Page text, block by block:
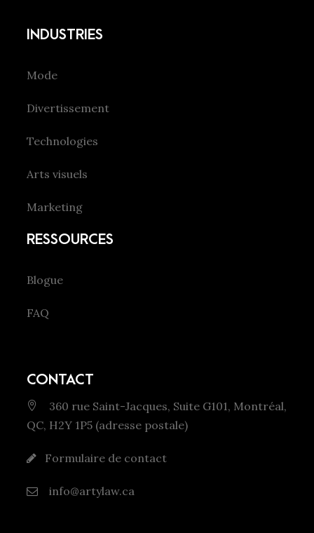
INDUSTRIES
Mode
Divertissement
Technologies
Arts visuels
Marketing
RESSOURCES
Blogue
FAQ
CONTACT
360 rue Saint-Jacques, Suite G101, Montréal,
QC, H2Y 1P5 (adresse postale)
Formulaire de contact
info@artylaw.ca